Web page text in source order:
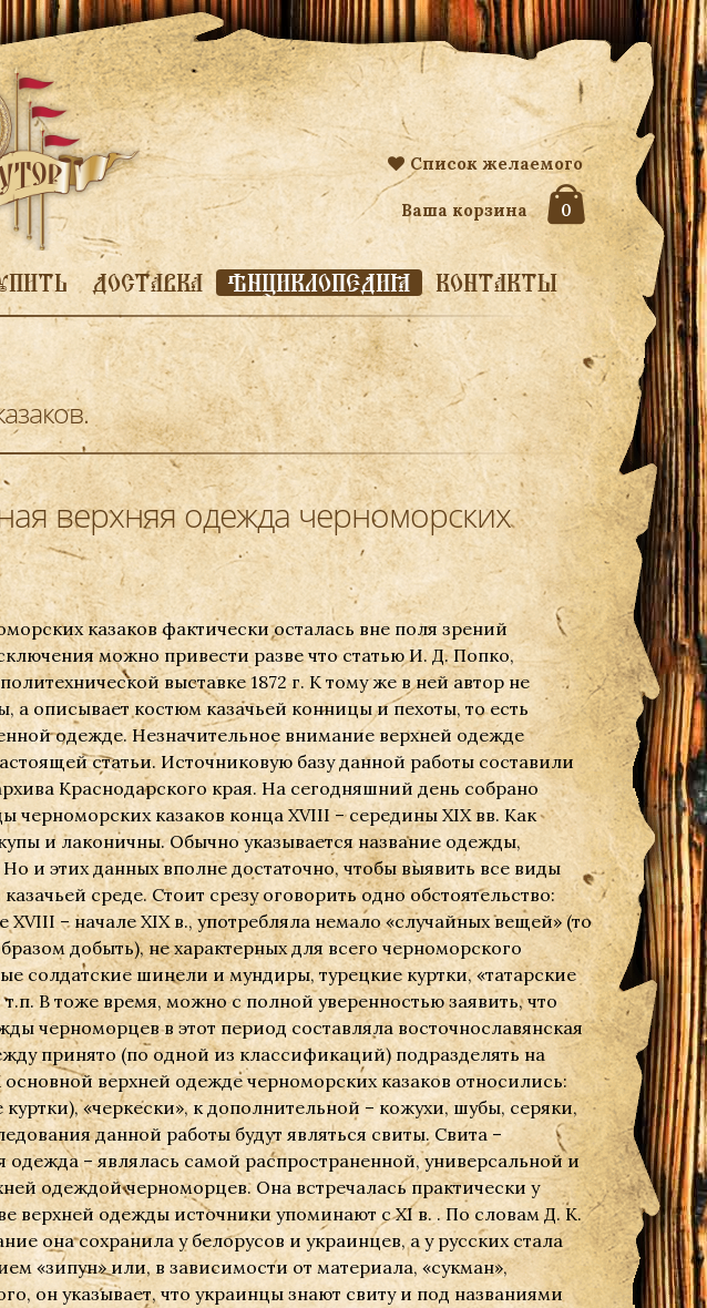
Список желаемого
Ваша корзина 0
ДОСТАВКА ЭНЦИКЛОПЕДИЯ КОНТАКТЫ
верхняя одежда черноморских
казаков фактически осталась вне поля зрений
можно привести разве что статью И. Д. Попко,
выставке 1872 г. К тому же в ней автор не
а описывает костюм казачьей конницы и пехоты, то есть
одежде. Незначительное внимание верхней одежде
статьи. Источниковую базу данной работы составили
Краснодарского края. На сегодняшний день собрано
черноморских казаков конца XVIII – середины XIX вв. Как
и лаконичны. Обычно указывается название одежды,
и этих данных вполне достаточно, чтобы выявить все виды
среде. Стоит срезу оговорить одно обстоятельство:
XVIII – начале XIX в., употребляла немало «случайных вещей» (то
добыть), не характерных для всего черноморского
солдатские шинели и мундиры, турецкие куртки, «татарские
В тоже время, можно с полной уверенностью заявить, что
черноморцев в этот период составляла восточнославянская
принято (по одной из классификаций) подразделять на
верхней одежде черноморских казаков относились:
«черкески», к дополнительной – кожухи, шубы, серяки,
данной работы будут являться свиты. Свита –
одежда – являлась самой распространенной, универсальной и
одеждой черноморцев. Она встречалась практически у
верхней одежды источники упоминают с ХI в. . По словам Д. К.
она сохранила у белорусов и украинцев, а у русских стала
«зипун» или, в зависимости от материала, «сукман»,
он указывает, что украинцы знают свиту и под названиями